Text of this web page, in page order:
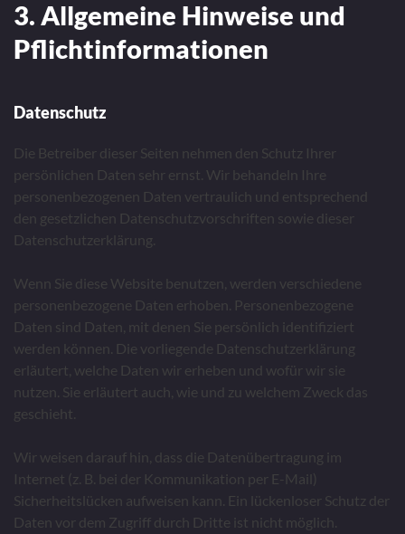
3. Allgemeine Hinweise und
Pflichtinformationen
Datenschutz
Die Betreiber dieser Seiten nehmen den Schutz Ihrer
persönlichen Daten sehr ernst. Wir behandeln Ihre
personenbezogenen Daten vertraulich und entsprechend
den gesetzlichen Datenschutzvorschriften sowie dieser
Datenschutzerklärung.
Wenn Sie diese Website benutzen, werden verschiedene
personenbezogene Daten erhoben. Personenbezogene
Daten sind Daten, mit denen Sie persönlich identifiziert
werden können. Die vorliegende Datenschutzerklärung
erläutert, welche Daten wir erheben und wofür wir sie
nutzen. Sie erläutert auch, wie und zu welchem Zweck das
geschieht.
Wir weisen darauf hin, dass die Datenübertragung im
Internet (z. B. bei der Kommunikation per E-Mail)
Sicherheitslücken aufweisen kann. Ein lückenloser Schutz der
Daten vor dem Zugriff durch Dritte ist nicht möglich.